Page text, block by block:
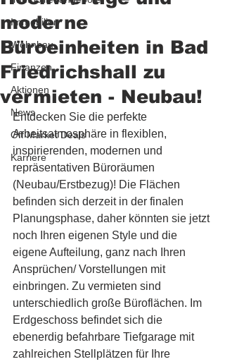
Immobilien
Wohnbau
Finanzen
Aktionen
News
Off Market Deals
Karriere
moderne
Büroeinheiten in Bad
Friedrichshall zu
vermieten - Neubau!
Entdecken Sie die perfekte
Arbeitsatmosphäre in flexiblen,
inspirierenden, modernen und
repräsentativen Büroräumen
(Neubau/Erstbezug)! Die Flächen
befinden sich derzeit in der finalen
Planungsphase, daher könnten sie jetzt
noch Ihren eigenen Style und die
eigene Aufteilung, ganz nach Ihren
Ansprüchen/ Vorstellungen mit
einbringen. Zu vermieten sind
unterschiedlich große Büroflächen. Im
Erdgeschoss befindet sich die
ebenerdig befahrbare Tiefgarage mit
zahlreichen Stellplätzen für Ihre